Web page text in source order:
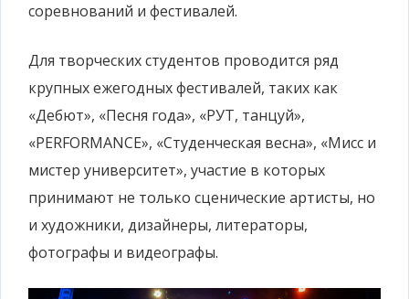
соревнований и фестивалей.
Для творческих студентов проводится ряд
крупных ежегодных фестивалей, таких как
«Дебют», «Песня года», «РУТ, танцуй»,
«PERFORMANCE», «Студенческая весна», «Мисс и
мистер университет», участие в которых
принимают не только сценические артисты, но
и художники, дизайнеры, литераторы,
фотографы и видеографы.